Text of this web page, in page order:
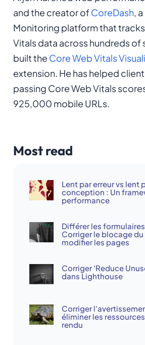
and the creator ofCoreDash,
Monitoring platform that
Vitals data across hundreds of
built the Core Web Vitals
extension. He has helped
passing Core Web Vitals
925,000 mobile URLs.
Most read
Lent par erreur vs lent
conception : Un
performance
Différer les
Corriger le blocage du
modifier les pages
Corriger 'Reduce
dans Lighthouse
Corriger
éliminer les
rendu